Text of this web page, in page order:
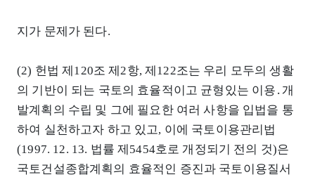
지가 문제가 된다.
(2) 헌법 제120조 제2항, 제122조는 우리 모두의 생활
의 기반이 되는 국토의 효율적이고 균형있는 이용․개
발계획의 수립 및 그에 필요한 여러 사항을 입법을 통
하여 실천하고자 하고 있고, 이에 국토이용관리법
(1997. 12. 13. 법률 제5454호로 개정되기 전의 것)은
국토건설종합계획의 효율적인 증진과 국토이용질서